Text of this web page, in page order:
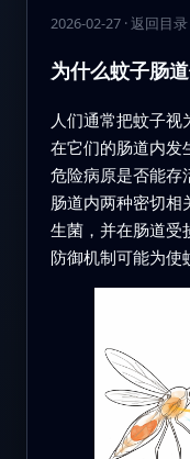
2026-02-27· 返回目录
为什么蚊子肠
人们通常把蚊子
在它们的肠道内发
危险病原是否能存
肠道内两种密切相
生菌，并在肠道受
防御机制可能为使